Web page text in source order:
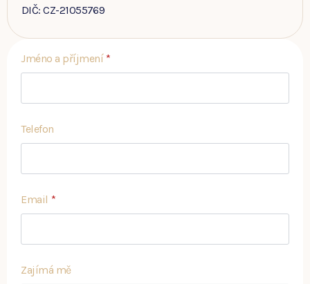
DIČ: CZ-21055769
Jméno a příjmení *
Telefon
Email *
Zajímá mě